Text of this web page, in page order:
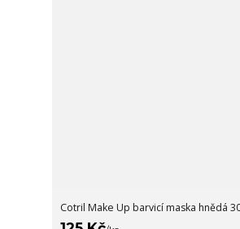
Cotril Make Up barvicí maska hnědá